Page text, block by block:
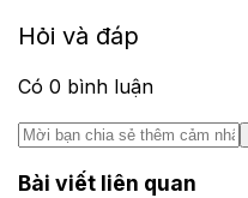
Hỏi và đáp
Có 0 bình luận
Bài viết liên quan